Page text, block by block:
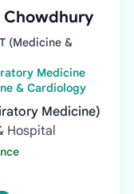
Chowdhury
(Medicine &
Medicine
& Cardiology
Medicine)
Hospital